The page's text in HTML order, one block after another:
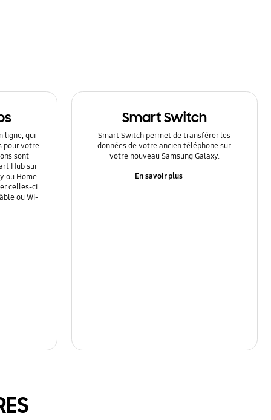
ligne, qui
pour votre
sont
Hub sur
ou Home
celles-ci
ou Wi-
Smart Switch
Smart Switch permet de transférer les
données de votre ancien téléphone sur
votre nouveau Samsung Galaxy.
En savoir plus